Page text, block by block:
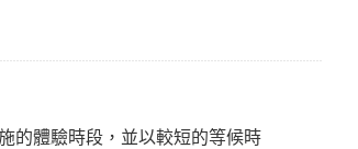
的體驗時段，並以較短的等候時